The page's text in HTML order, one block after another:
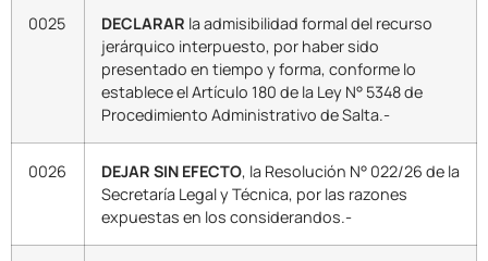
0025 DECLARAR la admisibilidad formal del recurso
jerárquico interpuesto, por haber sido
presentado en tiempo y forma, conforme lo
establece el Artículo 180 de la Ley N° 5348 de
Procedimiento Administrativo de Salta.-
0026 DEJAR SIN EFECTO, la Resolución N° 022/26 de la
Secretaría Legal y Técnica, por las razones
expuestas en los considerandos.-